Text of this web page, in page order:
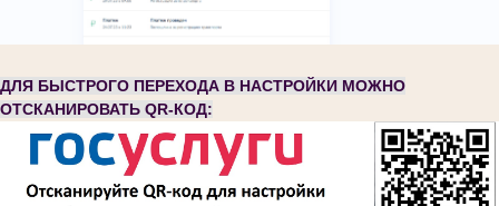
ДЛЯ БЫСТРОГО ПЕРЕХОДА В НАСТРОЙКИ МОЖНО
ОТСКАНИРОВАТЬ QR-КОД: